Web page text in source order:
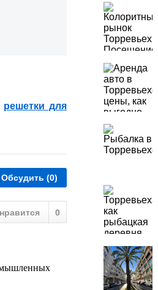
решетки для
Обсудить (0)
0